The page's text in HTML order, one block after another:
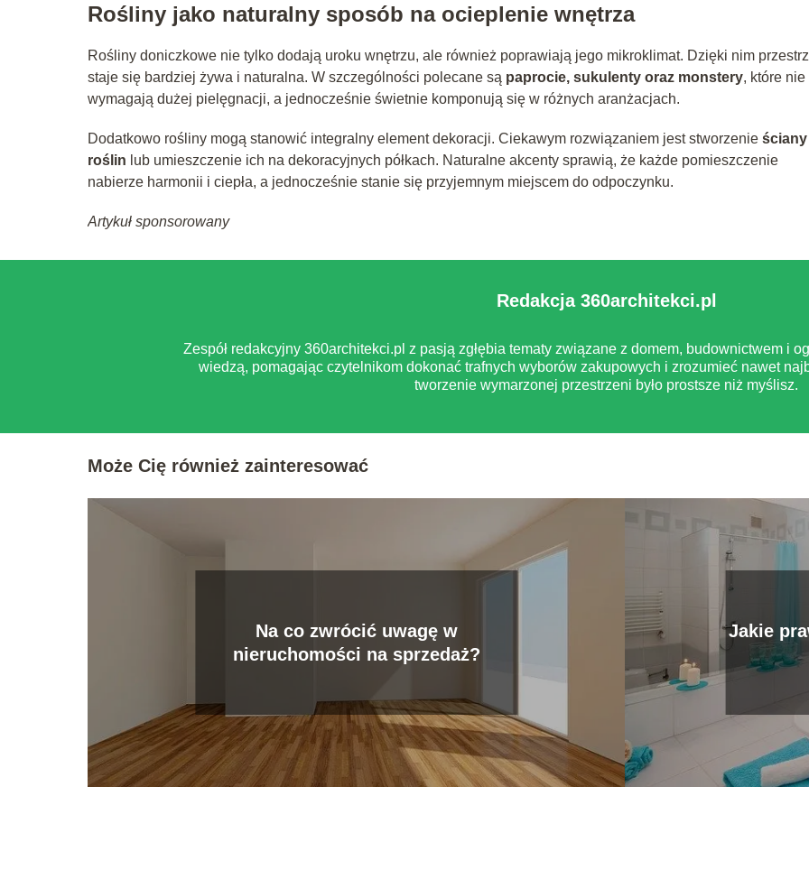
Rośliny jako naturalny sposób na ocieplenie wnętrza
Rośliny doniczkowe nie tylko dodają uroku wnętrzu, ale również poprawiają jego mikroklimat. Dzięki nim
staje się bardziej żywa i naturalna. W szczególności polecane są paprocie, sukulenty oraz monstery, które nie
wymagają dużej pielęgnacji, a jednocześnie świetnie komponują się w różnych aranżacjach.
Dodatkowo rośliny mogą stanowić integralny element dekoracji. Ciekawym rozwiązaniem jest stworzenie ściany
roślin lub umieszczenie ich na dekoracyjnych półkach. Naturalne akcenty sprawią, że każde pomieszczenie
nabierze harmonii i ciepła, a jednocześnie stanie się przyjemnym miejscem do odpoczynku.
Artykuł sponsorowany
Redakcja 360architekci.pl
Zespół redakcyjny 360architekci.pl z pasją zgłębia tematy związane z domem, budownictwem i
wiedzą, pomagając czytelnikom dokonać trafnych wyborów zakupowych i zrozumieć nawet
tworzenie wymarzonej przestrzeni było prostsze niż myślisz.
Może Cię również zainteresować
Na co zwrócić uwagę w
nieruchomości na sprzedaż?
Jakie